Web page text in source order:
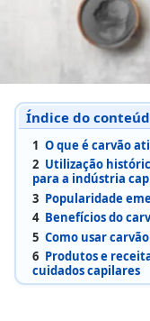
Índice do
1 O que é carvão
2 Utilização
para a indústria
3 Popularidade
4 Benefícios do
5 Como usar
6 Produtos e
cuidados capilares